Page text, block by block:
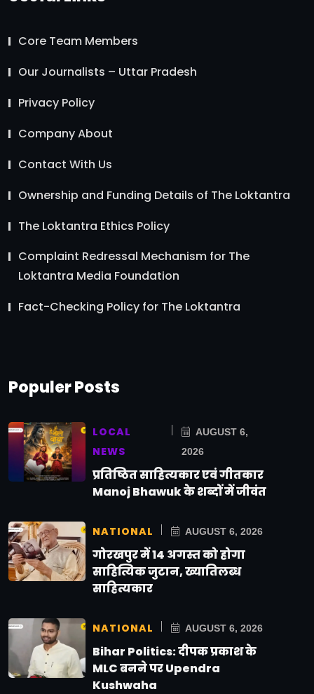
Core Team Members
Our Journalists – Uttar Pradesh
Privacy Policy
Company About
Contact With Us
Ownership and Funding Details of The Loktantra
The Loktantra Ethics Policy
Complaint Redressal Mechanism for The
Loktantra Media Foundation
Fact-Checking Policy for The Loktantra
Populer Posts
LOCAL
NEWS
AUGUST 6,
2026
प्रतिष्ठित साहित्यकार एवं गीतकार
Manoj Bhawuk के शब्दों में जीवंत
NATIONAL AUGUST 6, 2026
गोरखपुर में 14 अगस्त को होगा
साहित्यिक जुटान, ख्यातिलब्ध
साहित्यकार
NATIONAL AUGUST 6, 2026
Bihar Politics: दीपक प्रकाश के
MLC बनने पर Upendra
Kushwaha